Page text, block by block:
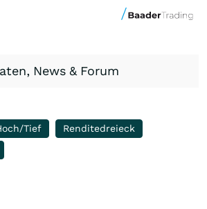
News & Forum
Tief
Renditedreieck